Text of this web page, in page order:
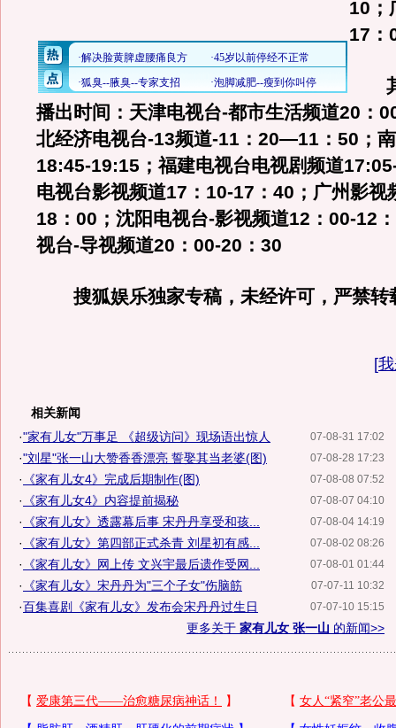
10；
17：
其
播出时间：天津电视台-都市生活频道20：
北经济电视台-13频道-11：20—11：50；
18:45-19:15；福建电视台电视剧频道
电视台影视频道17：10-17：40；广州影视
18：00；沈阳电视台-影视频道12：00-12
视台-导视频道20：00-20：30
搜狐娱乐独家专稿，未经许可，严禁转
[
相关新闻
07-08-31 17:02
·"家有儿女"万事足 《超级访问》现场语出惊人
07-08-28 17:23
·"刘星"张一山大赞香香漂亮 誓娶其当老婆(图)
07-08-08 07:52
· 《家有儿女4》完成后期制作(图)
07-08-07 04:10
· 《家有儿女4》内容提前揭秘
07-08-04 14:19
· 《家有儿女》透露幕后事 宋丹丹享受和孩...
07-08-02 08:26
· 《家有儿女》第四部正式杀青 刘星初有感...
07-08-01 01:44
· 《家有儿女》网上传 文兴宇最后遗作受网...
07-07-11 10:32
· 《家有儿女》宋丹丹为"三个子女"伤脑筋
07-07-10 15:15
·百集喜剧《家有儿女》发布会宋丹丹过生日
更多关于 家有儿女 张一山 的新闻>>